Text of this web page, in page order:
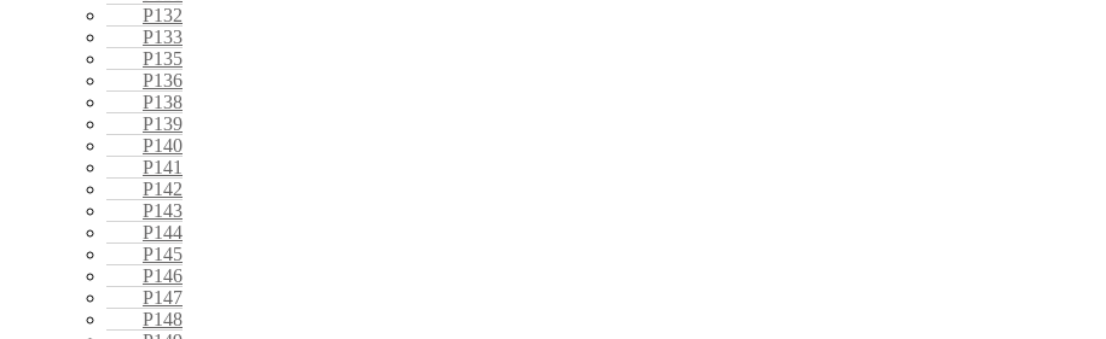
P132
P133
P135
P136
P138
P139
P140
P141
P142
P143
P144
P145
P146
P147
P148